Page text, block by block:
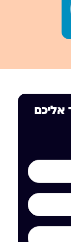
אליכם